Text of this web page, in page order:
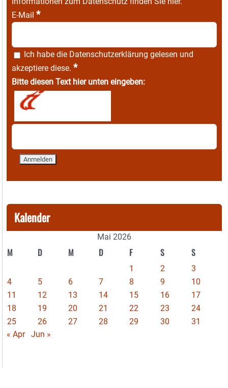
E-Mail *
Ich habe die Datenschutzerklärung gelesen und
akzeptiere diese. *
Bitte diesen Text hier unten eingeben:
Kalender
Mai 2026
M D M D F S S
1 2
3
4
5 6 7 8 9
10
11
12 13 14 15 16
17
18
19 20 21 22 23
24
25
26 27 28 29 30
31
« Apr
Jun »